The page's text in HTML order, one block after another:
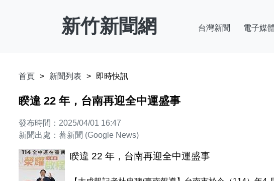
新竹新聞網 台灣新聞 電子媒
首頁 新聞列表 即時快訊
睽違 22 年，台南再迎全中運盛事
發布時間：2025/04/01 16:47
新聞出處：蕃新聞 (Google News)
睽違 22 年，台南再迎全中運盛事